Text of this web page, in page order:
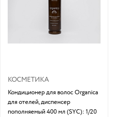
КОСМЕТИКА
Кондиционер для волос Organica
для отелей, диспенсер
пополняемый 400 мл (SYC): 1/20